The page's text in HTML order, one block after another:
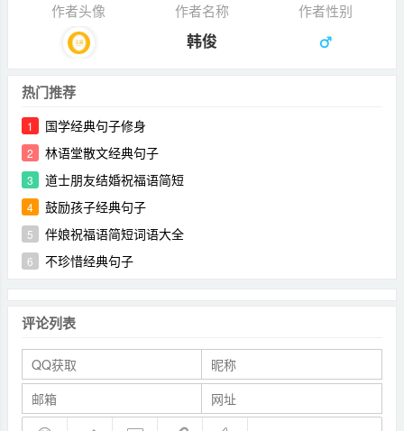
作者头像 作者名称 作者性别
韩俊
热门推荐
1 国学经典句子修身
2 林语堂散文经典句子
3 道士朋友结婚祝福语简短
4 鼓励孩子经典句子
5 伴娘祝福语简短词语大全
6 不珍惜经典句子
评论列表